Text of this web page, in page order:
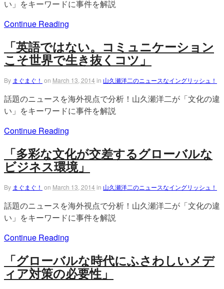
い」をキーワードに事件を解説
Continue Reading
「英語ではない。コミュニケーション
こそ世界で生き抜くコツ」
By まぐまぐ！ on March 13, 2014 in 山久瀬洋二のニュースなイングリッシュ！
話題のニュースを海外視点で分析！山久瀬洋二が「文化の違
い」をキーワードに事件を解説
Continue Reading
「多彩な文化が交差するグローバルな
ビジネス環境」
By まぐまぐ！ on March 13, 2014 in 山久瀬洋二のニュースなイングリッシュ！
話題のニュースを海外視点で分析！山久瀬洋二が「文化の違
い」をキーワードに事件を解説
Continue Reading
「グローバルな時代にふさわしいメデ
ィア対策の必要性」